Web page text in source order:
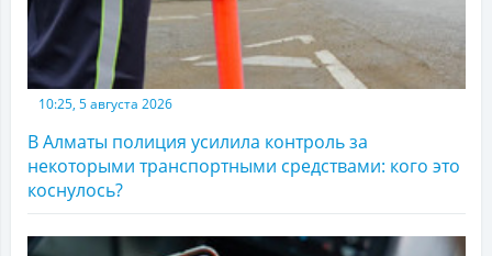
10:25, 5 августа 2026
В Алматы полиция усилила контроль за
некоторыми транспортными средствами: кого это
коснулось?